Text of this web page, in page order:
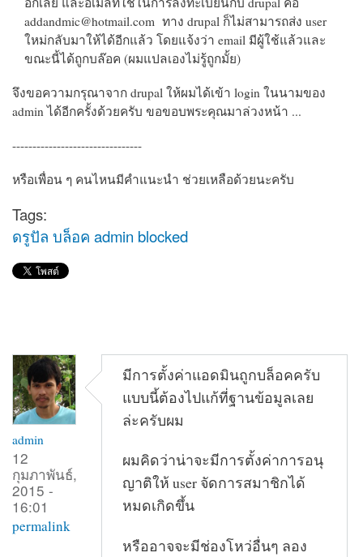
addandmic@hotmail.com ทาง drupal ก็ไม่สามารถส่ง user
ใหม่กลับมาให้ได้อีกแล้ว โดยแจ้งว่า email มีผู้ใช้แล้วและ
ขณะนี้ได้ถูกบล๊อค (ผมแปลเองไม่รู้ถูกมั้ย)
จึงขอความกรุณาจาก drupal ให้ผมได้เข้า login ในนามของ
admin ได้อีกครั้งด้วยครับ ขอขอบพระคุณมาล่วงหน้า ...
--------------------------------
หรือเพื่อน ๆ คนไหนมีคำแนะนำ ช่วยเหลือด้วยนะครับ
Tags:
ดรูปัล บล็อค admin blocked
admin
12
กุมภาพันธ์,
2015 -
16:01
permalink
มีการตั้งค่าแอดมินถูกบล็อคครับ
แบบนี้ต้องไปแก้ที่ฐานข้อมูลเลย
ล่ะครับผม
ผมคิดว่าน่าจะมีการตั้งค่าการอนุ
ญาติให้ user จัดการสมาชิกได้
หมดเกิดขึ้น
หรืออาจจะมีช่องโหว่อื่นๆ ลอง